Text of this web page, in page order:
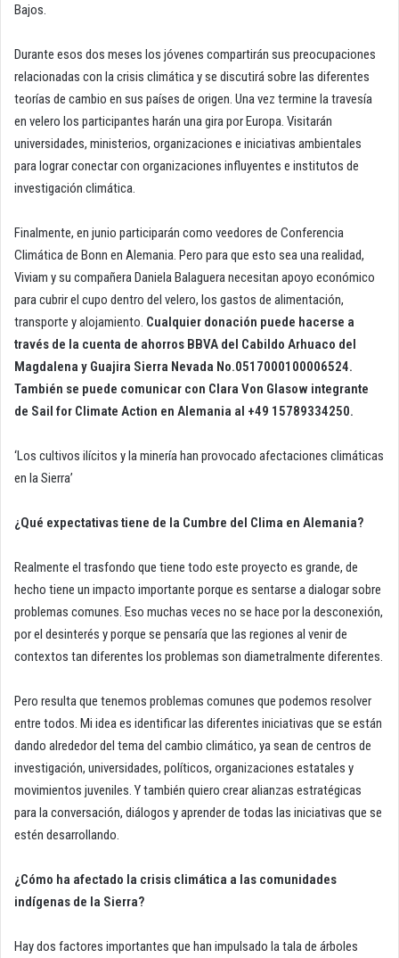
Bajos.
Durante esos dos meses los jóvenes compartirán sus preocupaciones
relacionadas con la crisis climática y se discutirá sobre las diferentes
teorías de cambio en sus países de origen. Una vez termine la travesía
en velero los participantes harán una gira por Europa. Visitarán
universidades, ministerios, organizaciones e iniciativas ambientales
para lograr conectar con organizaciones influyentes e institutos de
investigación climática.
Finalmente, en junio participarán como veedores de Conferencia
Climática de Bonn en Alemania. Pero para que esto sea una realidad,
Viviam y su compañera Daniela Balaguera necesitan apoyo económico
para cubrir el cupo dentro del velero, los gastos de alimentación,
transporte y alojamiento. Cualquier donación puede hacerse a
través de la cuenta de ahorros BBVA del Cabildo Arhuaco del
Magdalena y Guajira Sierra Nevada No.0517000100006524.
También se puede comunicar con Clara Von Glasow integrante
de Sail for Climate Action en Alemania al +49 15789334250.
‘Los cultivos ilícitos y la minería han provocado afectaciones climáticas
en la Sierra’
¿Qué expectativas tiene de la Cumbre del Clima en Alemania?
Realmente el trasfondo que tiene todo este proyecto es grande, de
hecho tiene un impacto importante porque es sentarse a dialogar sobre
problemas comunes. Eso muchas veces no se hace por la desconexión,
por el desinterés y porque se pensaría que las regiones al venir de
contextos tan diferentes los problemas son diametralmente diferentes.
Pero resulta que tenemos problemas comunes que podemos resolver
entre todos. Mi idea es identificar las diferentes iniciativas que se están
dando alrededor del tema del cambio climático, ya sean de centros de
investigación, universidades, políticos, organizaciones estatales y
movimientos juveniles. Y también quiero crear alianzas estratégicas
para la conversación, diálogos y aprender de todas las iniciativas que se
estén desarrollando.
¿Cómo ha afectado la crisis climática a las comunidades
indígenas de la Sierra?
Hay dos factores importantes que han impulsado la tala de árboles